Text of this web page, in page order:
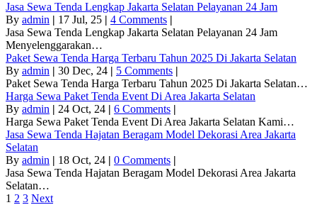
Jasa Sewa Tenda Lengkap Jakarta Selatan Pelayanan 24 Jam
By admin | 17 Jul, 25 | 4 Comments |
Jasa Sewa Tenda Lengkap Jakarta Selatan Pelayanan 24 Jam
Menyelenggarakan…
Paket Sewa Tenda Harga Terbaru Tahun 2025 Di Jakarta Selatan
By admin | 30 Dec, 24 | 5 Comments |
Paket Sewa Tenda Harga Terbaru Tahun 2025 Di Jakarta Selatan…
Harga Sewa Paket Tenda Event Di Area Jakarta Selatan
By admin | 24 Oct, 24 | 6 Comments |
Harga Sewa Paket Tenda Event Di Area Jakarta Selatan Kami…
Jasa Sewa Tenda Hajatan Beragam Model Dekorasi Area Jakarta
Selatan
By admin | 18 Oct, 24 | 0 Comments |
Jasa Sewa Tenda Hajatan Beragam Model Dekorasi Area Jakarta
Selatan…
1 2 3 Next